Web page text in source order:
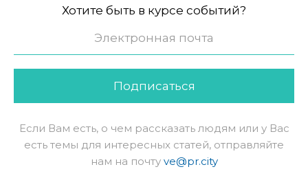
Хотите быть в курсе событий?
Подписаться
Если Вам есть, о чем рассказать людям или у Вас
есть темы для интересных статей, отправляйте
нам на почту ve@pr.city